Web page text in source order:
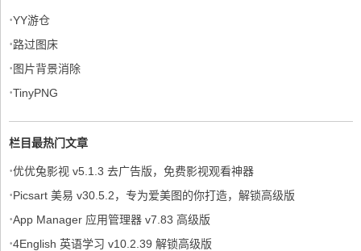
·YY游仓
·路过图床
·图片背景消除
·TinyPNG
栏目最热门文章
·优优兔影视 v5.1.3 去广告版，免费影视观看神器
·Picsart 美易 v30.5.2，专为爱美图的你打造，解锁高级版
·App Manager 应用管理器 v7.83 高级版
·4English 英语学习 v10.2.39 解锁高级版